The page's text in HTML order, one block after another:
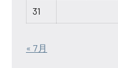
31
« 7月